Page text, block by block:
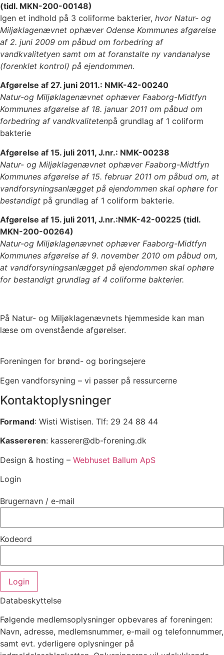
(tidl. MKN-200-00148)
Igen et indhold på 3 coliforme bakterier, hvor Natur- og
Miljøklagenævnet ophæver Odense Kommunes afgørelse
af 2. juni 2009 om påbud om forbedring af
vandkvalitetyen samt om at foranstalte ny vandanalyse
(forenklet kontrol) på ejendommen.
Afgørelse af 27. juni 2011.: NMK-42-00240
Natur-og Miljøklagenævnet ophæver Faaborg-Midtfyn
Kommunes afgørelse af 18. januar 2011 om påbud om
forbedring af vandkvalitetenpå grundlag af 1 coliform
bakterie
Afgørelse af 15. juli 2011, J.nr.: NMK-00238
Natur- og Miljøklagenævnet ophæver Faaborg-Midtfyn
Kommunes afgørelse af 15. februar 2011 om påbud om, at
vandforsyningsanlægget på ejendommen skal ophøre for
bestandigt på grundlag af 1 coliform bakterie.
Afgørelse af 15. juli 2011, J.nr.:NMK-42-00225 (tidl.
MKN-200-00264)
Natur-og Miljøklagenævnet ophæver Faaborg-Midtfyn
Kommunes afgørelse af 9. november 2010 om påbud om,
at vandforsyningsanlægget på ejendommen skal ophøre
for bestandigt grundlag af 4 coliforme bakterier.
På Natur- og Miljøklagenævnets hjemmeside kan man
læse om ovenstående afgørelser.
Foreningen for brønd- og boringsejere
Egen vandforsyning – vi passer på ressurcerne
Kontaktoplysninger
Formand: Wisti Wistisen. Tlf: 29 24 88 44
Kassereren: kasserer@db-forening.dk
Design & hosting – Webhuset Ballum ApS
Login
Brugernavn / e-mail
Kodeord
Login
Databeskyttelse
Følgende medlemsoplysninger opbevares af foreningen:
Navn, adresse, medlemsnummer, e-mail og telefonnummer,
samt evt. yderligere oplysninger på